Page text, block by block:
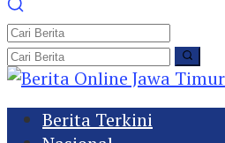
Berita Terkini